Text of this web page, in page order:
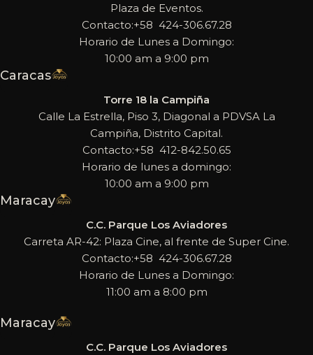
Plaza de Eventos.
Contacto:+58 424-306.67.28
Horario de Lunes a Domingo:
10:00 am a 9:00 pm
Caracas
Torre 18 la Campiña
Calle La Estrella, Piso 3, Diagonal a PDVSA La
Campiña, Distrito Capital.
Contacto:+58 412-842.50.65
Horario de lunes a domingo:
10:00 am a 9:00 pm
Maracay
C.C. Parque Los Aviadores
Carreta AR-42: Plaza Cine, al frente de Super Cine.
Contacto:+58 424-306.67.28
Horario de Lunes a Domingo:
11:00 am a 8:00 pm
Maracay
C.C. Parque Los Aviadores